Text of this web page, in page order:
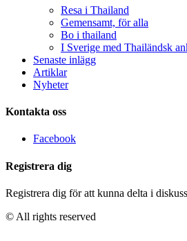
Resa i Thailand
Gemensamt, för alla
Bo i thailand
I Sverige med Thailändsk
Senaste inlägg
Artiklar
Nyheter
Kontakta oss
Facebook
Registrera dig
Registrera dig för att kunna delta i
© All rights reserved